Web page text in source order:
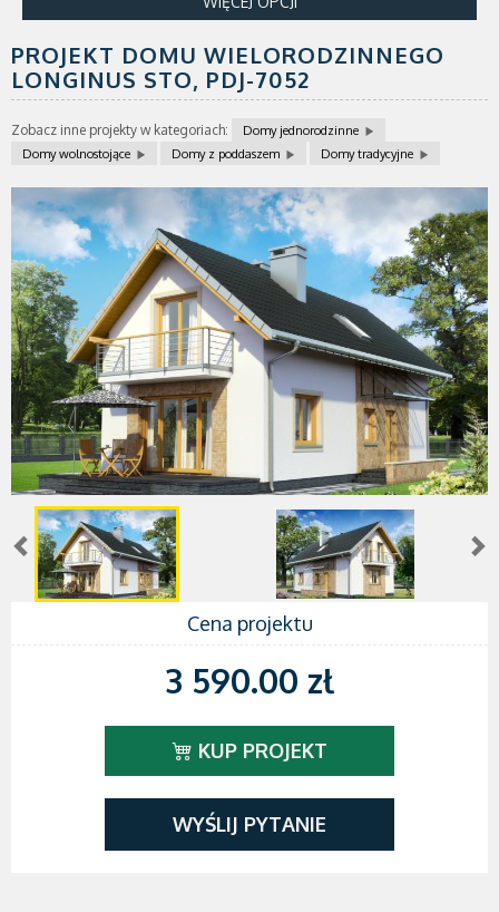
PROJEKT DOMU WIELORODZINNEGO
LONGINUS STO, PDJ-7052
Zobacz inne projekty w kategoriach:
Domy jednorodzinne
Domy wolnostojące
Domy z poddaszem Domy tradycyjne
Cena projektu
3 590.00 zł
KUP PROJEKT
WYŚLIJ PYTANIE